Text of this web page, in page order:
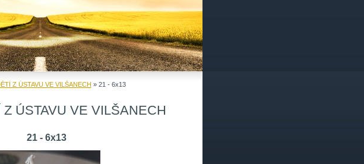
Z ÚSTAVU VE VILŠANECH » 21 - 6x13
ÚSTAVU VE VILŠANECH
21 - 6x13